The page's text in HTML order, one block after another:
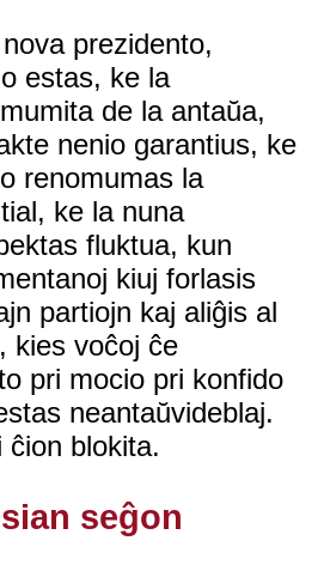
prezidento,
estas, ke la
de la antaŭa,
nenio garantius, ke
renomumas la
ke la nuna
fluktua, kun
kiuj forlasis
partiojn kaj aliĝis al
, kies voĉoj ĉe
pri mocio pri konfido
neantaŭvideblaj.
ĉion blokita.
seĝon